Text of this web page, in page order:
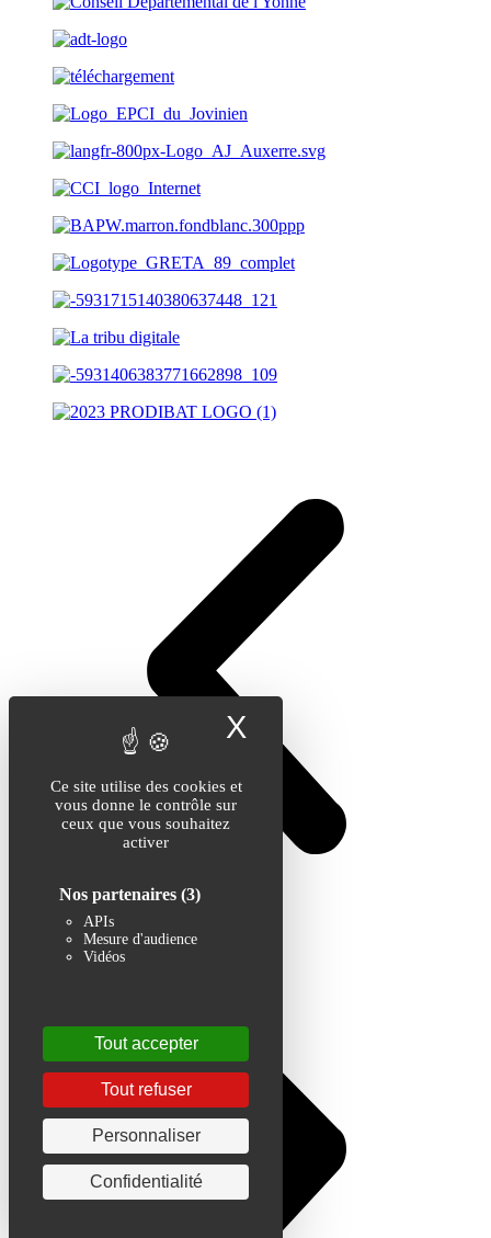
Ce site utilise des cookies et
vous donne le contrôle sur
ceux que vous souhaitez
activer
Nos partenaires (3)
APIs
Mesure d'audience
Vidéos
Tout accepter
Tout refuser
Personnaliser
Confidentialité
X